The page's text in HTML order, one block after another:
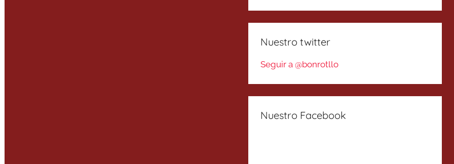
Nuestro twitter
Seguir a @bonrotllo
Nuestro Facebook